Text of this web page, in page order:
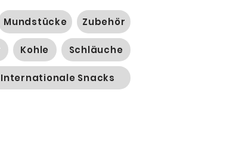
Mundstücke Zubehör
Kohle Schläuche
Internationale Snacks